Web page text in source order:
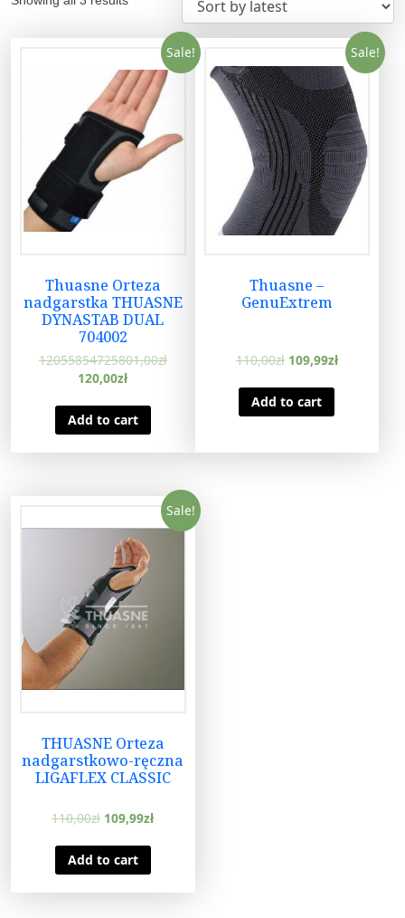
Sale!
Thuasne Orteza
nadgarstka THUASNE
DYNASTAB DUAL
704002
12055854725801,00zł
120,00zł
Add to cart
Sale!
Thuasne –
GenuExtrem
110,00zł 109,99zł
Add to cart
Sale!
THUASNE Orteza
nadgarstkowo-ręczna
LIGAFLEX CLASSIC
110,00zł 109,99zł
Add to cart